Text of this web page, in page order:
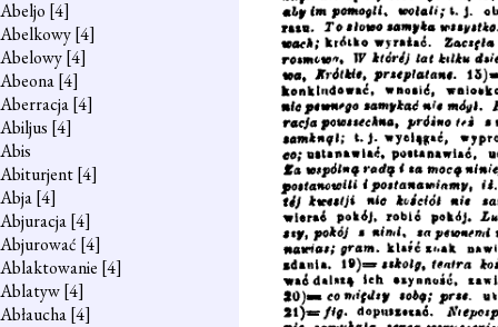
Abeljo [4]
Abelkowy[4]
Abelowy[4]
Abeona[4]
Aberracja[4]
Abiljus [4]
Abis
Abiturjent[4]
Abja[4]
Abjuracja[4]
Abjurować [4]
Ablaktowanie [4]
Ablatyw[4]
Abłaucha[4]